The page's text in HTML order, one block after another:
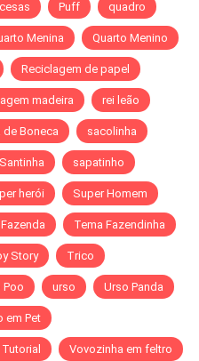
Puff quadro
Menina Quarto Menino
Reciclagem de papel
madeira rei leão
de Boneca sacolinha
Santinha sapatinho
herói Super Homem
Tema Fazendinha
Story Trico
Poo urso Urso Panda
em Pet
Vovozinha em feltro